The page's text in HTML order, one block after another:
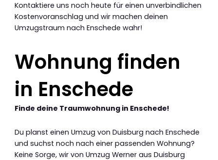
Kontaktiere uns noch heute für einen unverbindlichen
Kostenvoranschlag und wir machen deinen
Umzugstraum nach Enschede wahr!
Wohnung finden
in Enschede
Finde deine Traumwohnung in Enschede!
Du planst einen Umzug von Duisburg nach Enschede
und suchst noch nach einer passenden Wohnung?
Keine Sorge, wir von Umzug Werner aus Duisburg